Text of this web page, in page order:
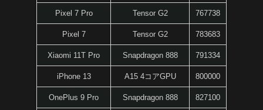
Pixel 7 Pro Tensor G2 767738
Pixel 7 Tensor G2 783683
Xiaomi 11T Pro Snapdragon 888 791334
iPhone 13 A15 4コアGPU 800000
OnePlus 9 Pro Snapdragon 888 827100